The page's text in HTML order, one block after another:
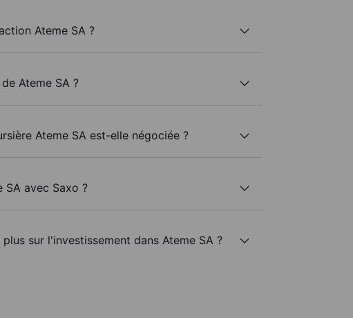
Ateme SA ?
Ateme SA ?
Ateme SA est-elle négociée ?
SA avec Saxo ?
sur l'investissement dans Ateme SA ?